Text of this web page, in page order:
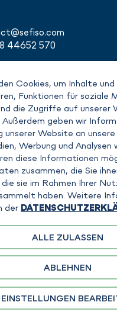
44652 570
Website werden von der sefiso
Produkte oder Leistungen der
verantwortlich. Eine klare
Cookies, um Inhalte und
Funktionen für soziale
die Zugriffe auf unserer
Außerdem geben wir
unserer Website an
Werbung und Analysen
diese Informationen
zusammen, die Sie
sie im Rahmen Ihrer
haben. Weitere
der
EINSTELLUNGEN
ABLEHNEN
ALLE ZULASSEN